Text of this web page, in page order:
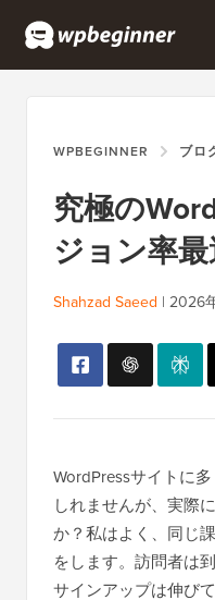
WPBEGINNER ブロ
究極の
ジョン率
Shahzad Saeed | 2026
WordPressサイトに
しれませんが、実際
か？私はよく、同じ
をします。訪問者は
サインアップは伸びて